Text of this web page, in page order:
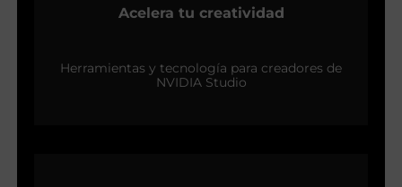
Acelera tu creatividad
Herramientas y tecnología para creadores de
NVIDIA Studio